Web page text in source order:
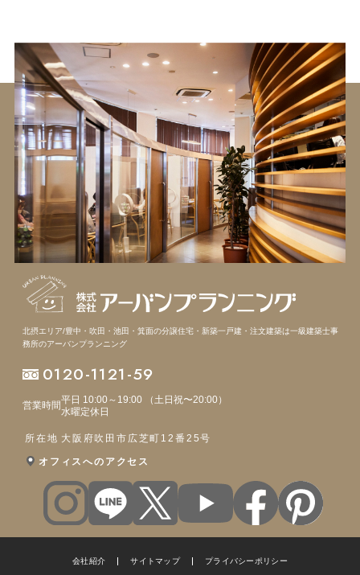
北摂エリア/豊中・吹田・池田・箕面の分譲住宅・新築一戸建・注文建築は一級建築士事
務所のアーバンプランニング
0120-1121-59
営業時間
平日 10:00～19:00 （土日祝〜20:00）
水曜定休日
所在地 大阪府吹田市広芝町12番25号
オフィスへのアクセス
会社紹介 サイトマップ
プライバシーポリシー